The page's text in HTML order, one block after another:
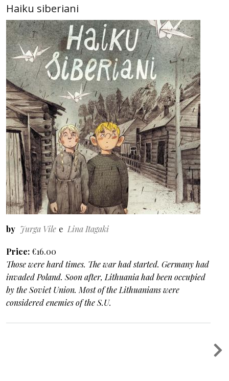
Haiku siberiani
by Jurga Vile Lina Itagaki
Price €16.00
Those were hard times. The war had started. Germany had
invaded Poland. Soon after, Lithuania had been occupied
by the Soviet Union. Most of the Lithuanians were
considered enemies of the S.U.